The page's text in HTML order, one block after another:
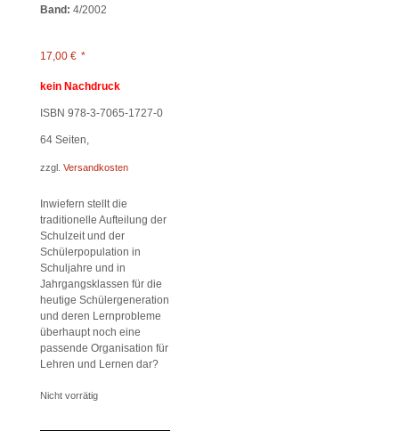
Band: 4/2002
17,00 € *
kein Nachdruck
ISBN 978-3-7065-1727-0
64 Seiten,
zzgl. Versandkosten
Inwiefern stellt die
traditionelle Aufteilung der
Schulzeit und der
Schülerpopulation in
Schuljahre und in
Jahrgangsklassen für die
heutige Schülergeneration
und deren Lernprobleme
überhaupt noch eine
passende Organisation für
Lehren und Lernen dar?
Nicht vorrätig